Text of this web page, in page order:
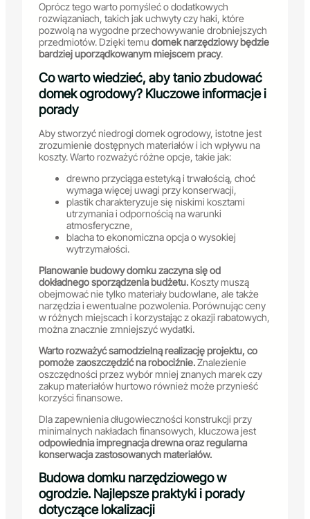
Oprócz tego warto pomyśleć o dodatkowych
rozwiązaniach, takich jak uchwyty czy haki, które
pozwolą na wygodne przechowywanie drobniejszych
przedmiotów. Dzięki temu domek narzędziowy będzie
bardziej uporządkowanym miejscem pracy.
Co warto wiedzieć, aby tanio zbudować
domek ogrodowy? Kluczowe informacje i
porady
Aby stworzyć niedrogi domek ogrodowy, istotne jest
zrozumienie dostępnych materiałów i ich wpływu na
koszty. Warto rozważyć różne opcje, takie jak:
drewno przyciąga estetyką i trwałością, choć
wymaga więcej uwagi przy konserwacji,
plastik charakteryzuje się niskimi kosztami
utrzymania i odpornością na warunki
atmosferyczne,
blacha to ekonomiczna opcja o wysokiej
wytrzymałości.
Planowanie budowy domku zaczyna się od
dokładnego sporządzenia budżetu. Koszty muszą
obejmować nie tylko materiały budowlane, ale także
narzędzia i ewentualne pozwolenia. Porównując ceny
w różnych miejscach i korzystając z okazji rabatowych,
można znacznie zmniejszyć wydatki.
Warto rozważyć samodzielną realizację projektu, co
pomoże zaoszczędzić na robociźnie.Znalezienie
oszczędności przez wybór mniej znanych marek czy
zakup materiałów hurtowo również może przynieść
korzyści finansowe.
Dla zapewnienia długowieczności konstrukcji przy
minimalnych nakładach finansowych, kluczowa jest
odpowiednia impregnacja drewna oraz regularna
konserwacja zastosowanych materiałów.
Budowa domku narzędziowego w
ogrodzie. Najlepsze praktyki i porady
dotyczące lokalizacji